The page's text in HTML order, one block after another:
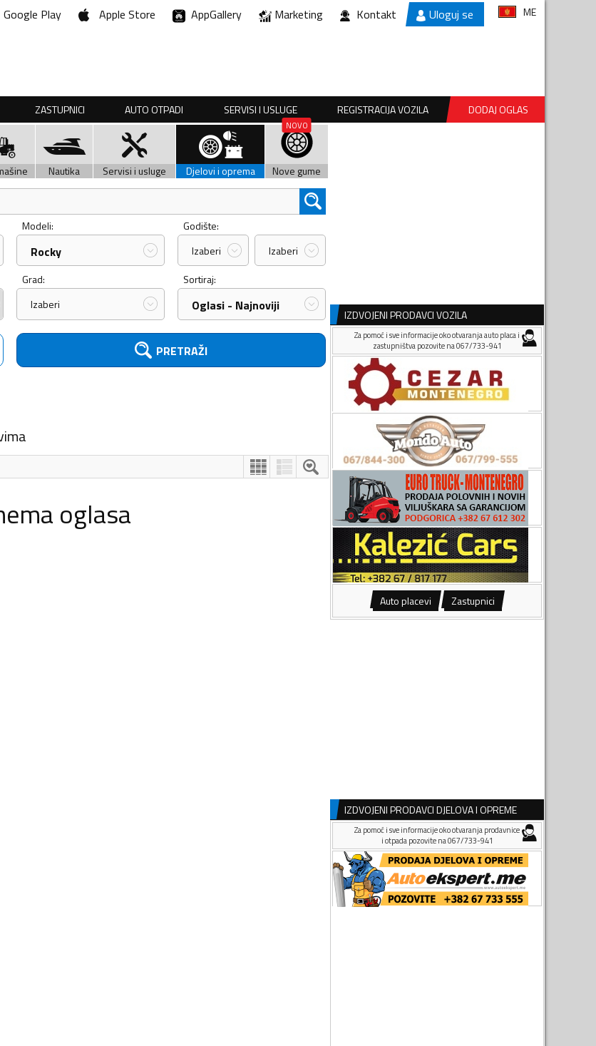
Google Play Apple Store AppGallery Marketing Kontakt Uloguj se ME
ZASTUPNICI AUTO OTPADI SERVISI I USLUGE REGISTRACIJA VOZILA DODAJ OGLAS
Nautika Servisi i usluge Djelovi i oprema Nove gume
Modeli:
Rocky
Godište:
Izaberi
Izaberi
Grad:
Izaberi
Sortiraj:
Oglasi - Najnoviji
PRETRAŽI
oglasa
IZDVOJENI PRODAVCI VOZILA
Za pomoć i sve informacije oko otvaranja auto placa i
zastupništva pozovite na 067/733-941
Auto placevi Zastupnici
IZDVOJENI PRODAVCI DJELOVA I OPREME
Za pomoć i sve informacije oko otvaranja prodavnice
i otpada pozovite na 067/733-941